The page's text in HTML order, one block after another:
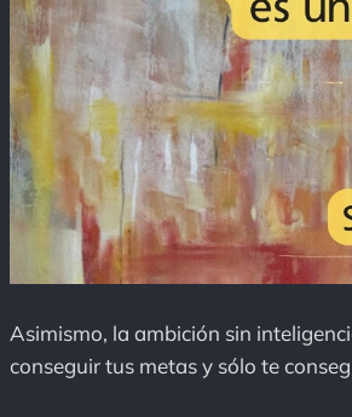
Asimismo, la ambición sin
conseguir tus metas y sólo te